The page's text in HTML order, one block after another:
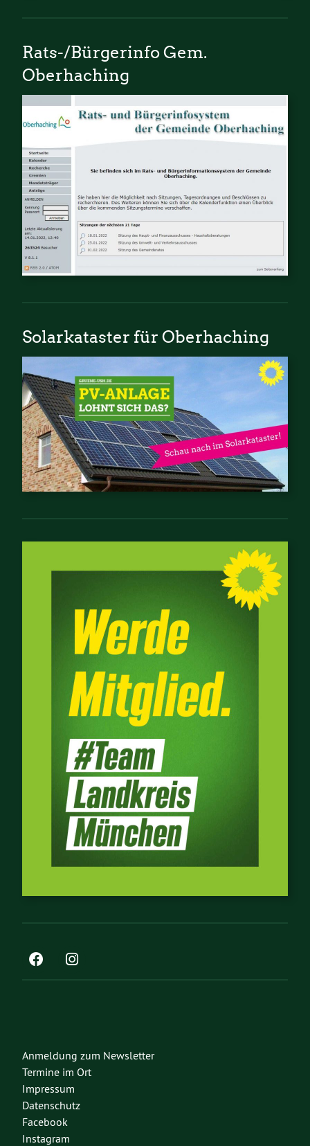
Rats-/Bürgerinfo Gem.
Oberhaching
Solarkataster für Oberhaching
Anmeldung zum Newsletter
Termine im Ort
Impressum
Datenschutz
Facebook
Instagram